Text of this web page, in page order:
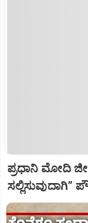
ಪ್ರಧಾನಿ ಮೋದಿ
ಸಲ್ಲಿಸುವುದಾಗಿ”